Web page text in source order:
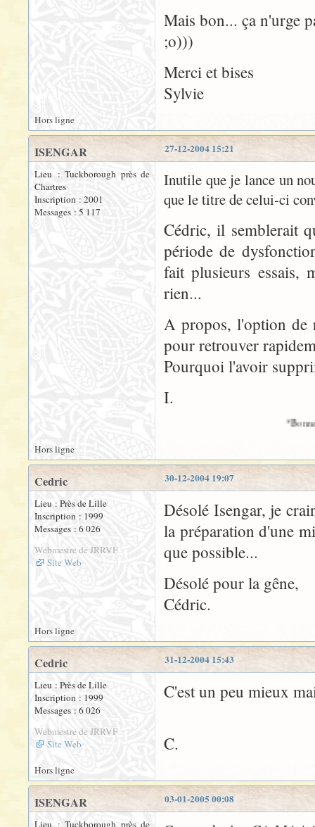
Mais bon... ça n'urge
;o)))
Merci et bises
Sylvie
Hors ligne
27-12-2004 15:21
ISENGAR
Lieu : Tuckborough près de
Chartres
Inscription : 2001
Messages : 5 117
Inutile que je lance un
que le titre de celui-ci
Cédric, il semblerait
période de
fait plusieurs essais,
rien...
A propos, l'option de
pour retrouver
Pourquoi l'avoir
I.
*Bonnes fêtes à toutes
Hors ligne
30-12-2004 19:07
Cedric
Lieu : Près de Lille
Inscription : 1999
Messages : 6 026
Webmestre de JRRVF
Site Web
Désolé Isengar, je
la préparation d'une
que possible...
Désolé pour la gêne,
Cédric.
Hors ligne
31-12-2004 15:43
Cedric
Lieu : Près de Lille
Inscription : 1999
Messages : 6 026
Webmestre de JRRVF
Site Web
C'est un peu mieux
C.
Hors ligne
03-01-2005 00:08
ISENGAR
Lieu : Tuckborough près de